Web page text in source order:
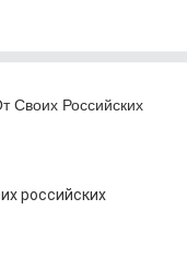
Своих Российских
российских